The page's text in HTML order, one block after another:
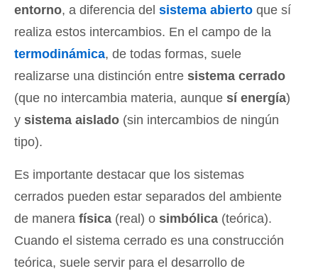
entorno, a diferencia del sistema abierto que sí
realiza estos intercambios. En el campo de la
termodinámica, de todas formas, suele
realizarse una distinción entre sistema cerrado
(que no intercambia materia, aunque sí energía)
y sistema aislado (sin intercambios de ningún
tipo).
Es importante destacar que los sistemas
cerrados pueden estar separados del ambiente
de manera física (real) o simbólica (teórica).
Cuando el sistema cerrado es una construcción
teórica, suele servir para el desarrollo de